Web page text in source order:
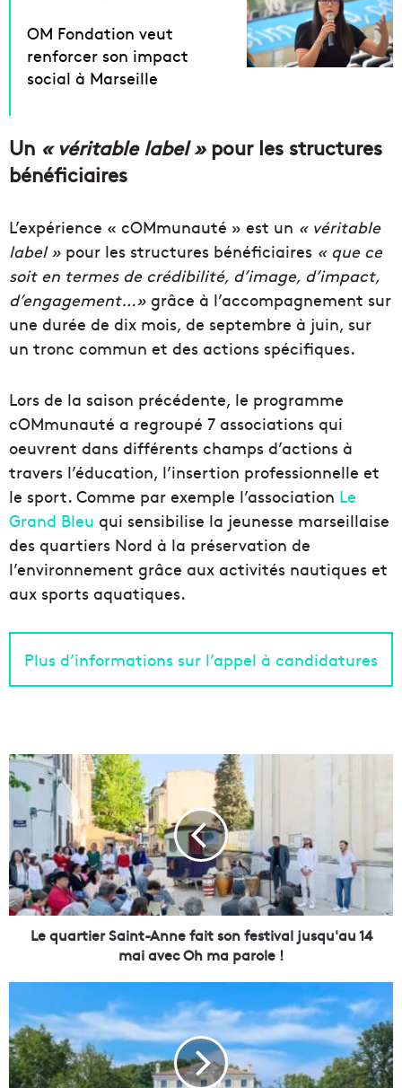
OM Fondation veut
renforcer son impact
social à Marseille
Un « véritable label »pour les structures
bénéficiaires
L’expérience « cOMmunauté » est un « véritable
label » pour les structures bénéficiaires « que ce
soit en termes de crédibilité, d’image, d’impact,
d’engagement…» grâce à l’accompagnement sur
une durée de dix mois, de septembre à juin, sur
un tronc commun et des actions spécifiques.
Lors de la saison précédente, le programme
cOMmunauté a regroupé 7 associations qui
oeuvrent dans différents champs d’actions à
travers l’éducation, l’insertion professionnelle et
le sport. Comme par exemple l’association Le
Grand Bleu qui sensibilise la jeunesse marseillaise
des quartiers Nord à la préservation de
l’environnement grâce aux activités nautiques et
aux sports aquatiques.
Plus d’informations sur l’appel à candidatures
L
e
u
r
t
i
e
t
-
A
n
Le quartier Saint-Anne fait son festival jusqu'au 14
mai avec Oh ma parole !
f
a
m